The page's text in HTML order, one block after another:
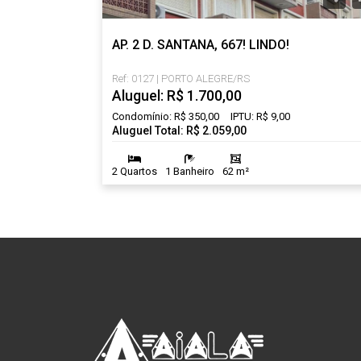
AP. 2 D. SANTANA, 667! LINDO!
Ref: 0127 | PORTO ALEGRE/RS
Aluguel: R$ 1.700,00
Condomínio: R$ 350,00 IPTU: R$ 9,00
Aluguel Total: R$ 2.059,00
2 Quartos 1 Banheiro 62 m²